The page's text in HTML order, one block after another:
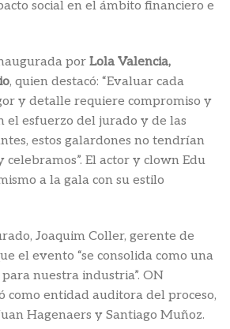
social en el ámbito financiero e
por Lola Valencia,
, quien destacó: “Evaluar cada
y detalle requiere compromiso y
el esfuerzo del jurado y de las
estos galardones no tendrían
El actor y clown Edu
a la gala con su estilo
Joaquim Coller, gerente de
el evento “se consolida como una
nuestra industria”. ON
como entidad auditora del proceso,
Hagenaers y Santiago Muñoz.